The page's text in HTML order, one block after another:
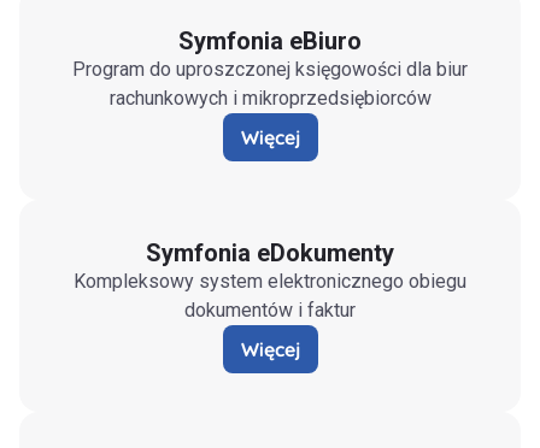
Symfonia eBiuro
Program do uproszczonej księgowości dla biur
rachunkowych i mikroprzedsiębiorców
Więcej
Symfonia eDokumenty
Kompleksowy system elektronicznego obiegu
dokumentów i faktur
Więcej